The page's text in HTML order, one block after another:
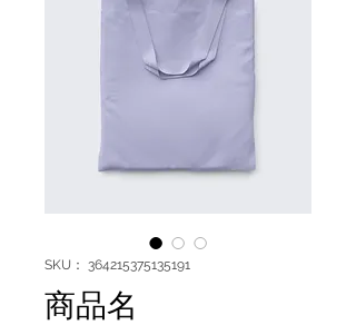
SKU： 364215375135191
商品名